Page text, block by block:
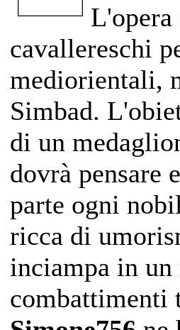
cavallereschi
mediorientali,
Simbad.
di un
dovrà pensare
parte ogni
ricca di
inciampa in un
combattimenti